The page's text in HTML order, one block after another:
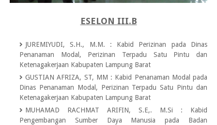
ESELON III.B
JUREMIYUDI, S.H., M.M. :
Kabid Perizinan pada Dinas
Penanaman Modal, Perizinan Terpadu Satu Pintu dan
Ketenagakerjaan Kabupaten Lampung Barat
GUSTIAN AFRIZA, ST, MM : Kabid Penanaman Modal pada
Dinas Penanaman Modal, Perizinan Terpadu Satu Pintu dan
Ketenagakerjaan Kabupaten Lampung Barat
MUHAMAD RACHMAT ARIFIN, S.E,. M.Si
:
Kabid
Pengembangan Sumber Daya Manusia pada Badan